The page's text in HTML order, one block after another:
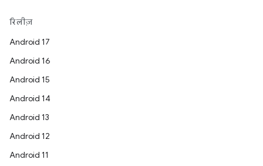
रिलीज़
Android 17
Android 16
Android 15
Android 14
Android 13
Android 12
Android 11